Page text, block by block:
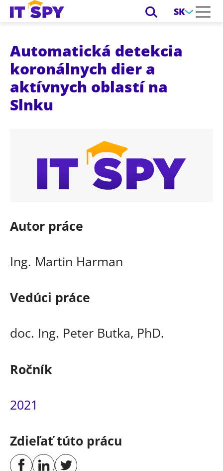
SK
Automatická detekcia
koronálnych dier a
aktívnych oblastí na
Slnku
Autor práce
Ing. Martin Harman
Vedúci práce
doc. Ing. Peter Butka, PhD.
Ročník
2021
Zdieľať túto prácu